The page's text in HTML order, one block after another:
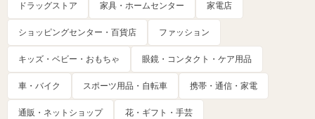
ドラッグストア 家具・ホームセンター 家電店
ショッピングセンター・百貨店 ファッション
キッズ・ベビー・おもちゃ 眼鏡・コンタクト・ケア用品
車・バイク スポーツ用品・自転車 携帯・通信・家電
通販・ネットショップ 花・ギフト・手芸